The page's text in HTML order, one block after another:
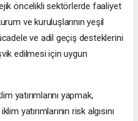
öncelikli sektörlerde faaliyet
ve kuruluşlarının yeşil
ve adil geçiş desteklerini
edilmesi için uygun
yatırımlarını yapmak,
yatırımlarının risk algısını